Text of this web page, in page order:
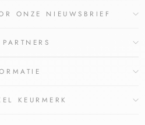
ONZE NIEUWSBRIEF
KEURMERK